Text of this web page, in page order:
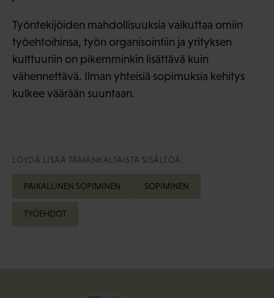
Työntekijöiden mahdollisuuksia vaikuttaa omiin
työehtoihinsa, työn organisointiin ja yrityksen
kulttuuriin on pikemminkin lisättävä kuin
vähennettävä. Ilman yhteisiä sopimuksia kehitys
kulkee väärään suuntaan.
LÖYDÄ LISÄÄ TÄMÄNKALTAISTA SISÄLTÖÄ:
PAIKALLINEN SOPIMINEN SOPIMINEN
TYÖEHDOT